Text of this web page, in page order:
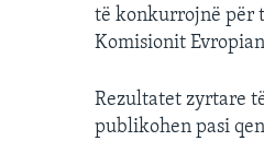
të konkurrojnë për
Komisionit
Rezultatet zyrtare
publikohen pasi